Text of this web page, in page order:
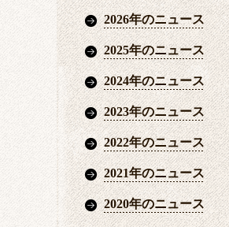
2026年のニュース
2025年のニュース
2024年のニュース
2023年のニュース
2022年のニュース
2021年のニュース
2020年のニュース